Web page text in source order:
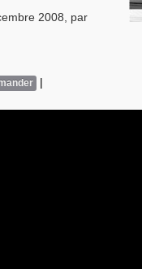
& mondialisation
2008
par
|